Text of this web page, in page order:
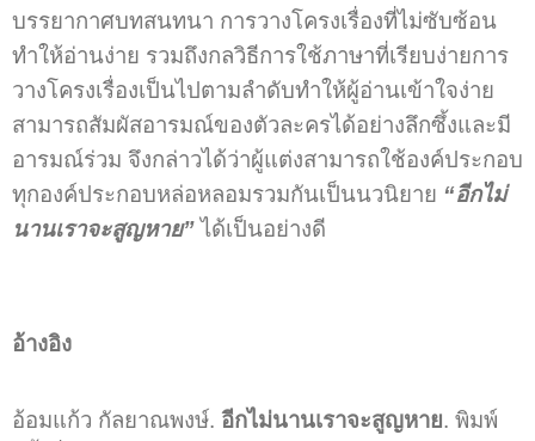
บรรยากาศบทสนทนา การวางโครงเรื่องที่ไม่ซับซ้อน
ทำให้อ่านง่าย รวมถึงกลวิธีการใช้ภาษาที่เรียบง่ายการ
วางโครงเรื่องเป็นไปตามลำดับทำให้ผู้อ่านเข้าใจง่าย
สามารถสัมผัสอารมณ์ของตัวละครได้อย่างลึกซึ้งและมี
อารมณ์ร่วม จึงกล่าวได้ว่าผู้แต่งสามารถใช้องค์ประกอบ
ทุกองค์ประกอบหล่อหลอมรวมกันเป็นนวนิยาย “อีกไม่
นานเราจะสูญหาย”ได้เป็นอย่างดี
อ้างอิง
อ้อมแก้ว กัลยาณพงษ์. อีกไม่นานเราจะสูญหาย. พิมพ์